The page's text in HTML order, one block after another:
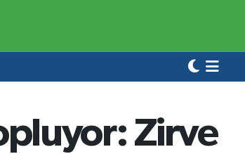
Zirve